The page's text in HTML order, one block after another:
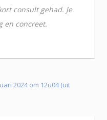
consult gehad. Je
en concreet.
2024 om 12u04 (uit